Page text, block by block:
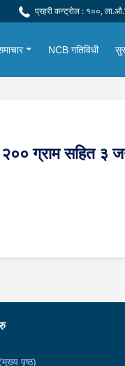
प्रहरी कन्ट्रोल : १००,
NCB गतिविधी
ग्राम सहित ३
पृष्ठ)